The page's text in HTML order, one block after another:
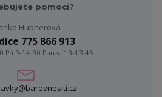
pomoci?
Hubnerová
775 866 913
Pá 9-14:30 Pauza 13-13:45